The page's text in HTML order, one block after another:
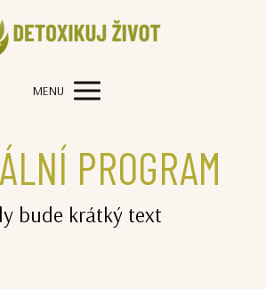
MENU
PROGRAM
bude krátký text